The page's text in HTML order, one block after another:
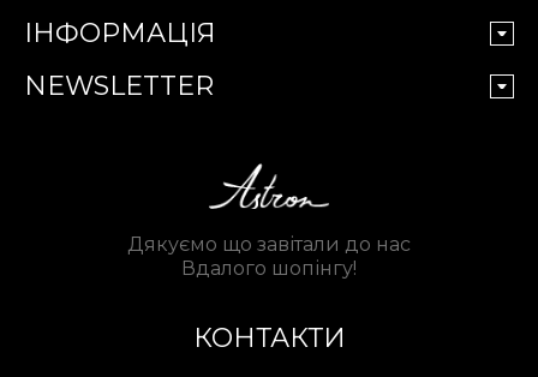
ІНФОРМАЦІЯ
Дякуємо що завітали до нас
Вдалого шопінгу!
NEWSLETTER
КОНТАКТИ